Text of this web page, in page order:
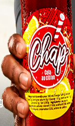
en application
réguliers entre
la facture
en itinérance au
Avant l’accord, la
minute.
jours
d’un appel en